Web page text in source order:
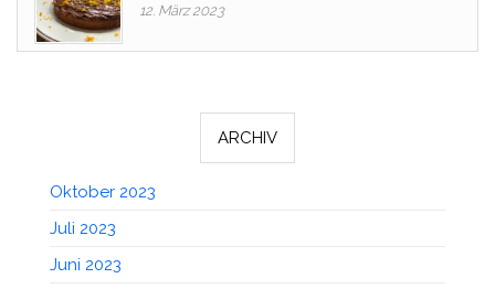
12. März 2023
ARCHIV
Oktober 2023
Juli 2023
Juni 2023